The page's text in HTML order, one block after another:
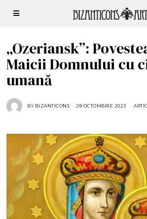
„Ozeriansk”:
Maicii Domnului cu
umană
BY BIZANTICONS 28 OCTOMBRIE 2023